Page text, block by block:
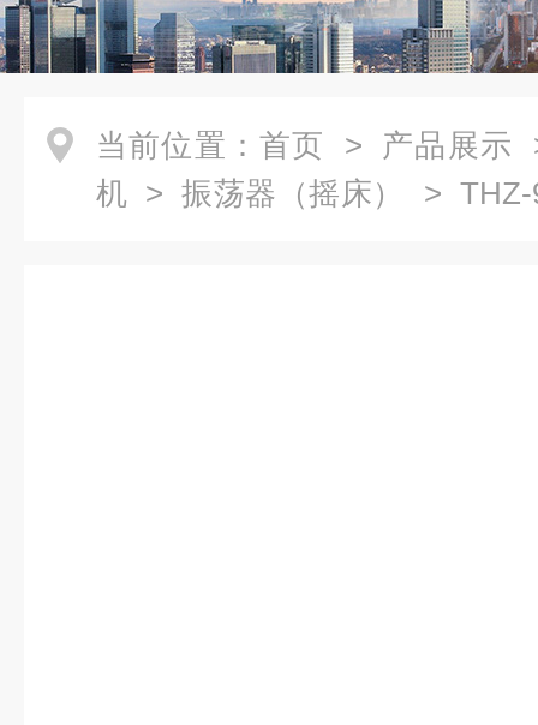
当前位置： 首页 > 产品展示
机 > 振荡器（摇床）
> THZ-